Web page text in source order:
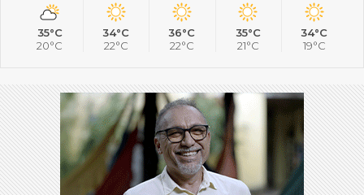
35°C
20°C
34°C
22°C
36°C
22°C
35°C
21°C
34°C
19°C